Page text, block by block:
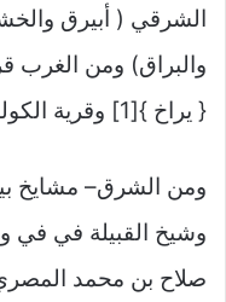
الشرقي ( أبيرق
والبراق) ومن الغرب
{ يراخ }[1] وقرية الكولة.
ومن الشرق– مشايخ
وشيخ القبيلة في في
صلاح بن محمد